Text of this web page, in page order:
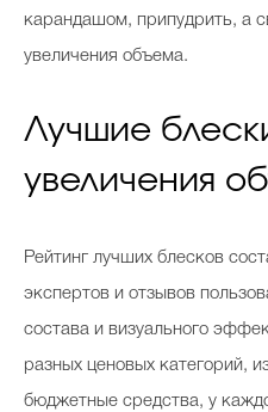
карандашом, припудрить, а
увеличения объема.
Лучшие
увеличения
Рейтинг лучших блесков
экспертов и отзывов
состава и визуального
разных ценовых категорий,
бюджетные средства, у